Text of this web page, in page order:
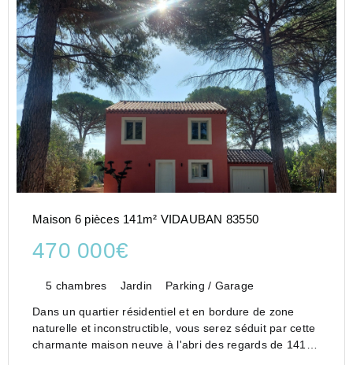
Maison 6 pièces 141m² VIDAUBAN 83550
470 000€
5 chambres Jardin Parking / Garage
Dans un quartier résidentiel et en bordure de zone
naturelle et inconstructible, vous serez séduit par cette
charmante maison neuve à l'abri des regards de 141